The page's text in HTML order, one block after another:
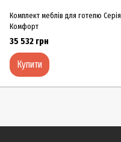
Комплект меблів для готелю Серія
Комфорт
35 532 грн
Купити